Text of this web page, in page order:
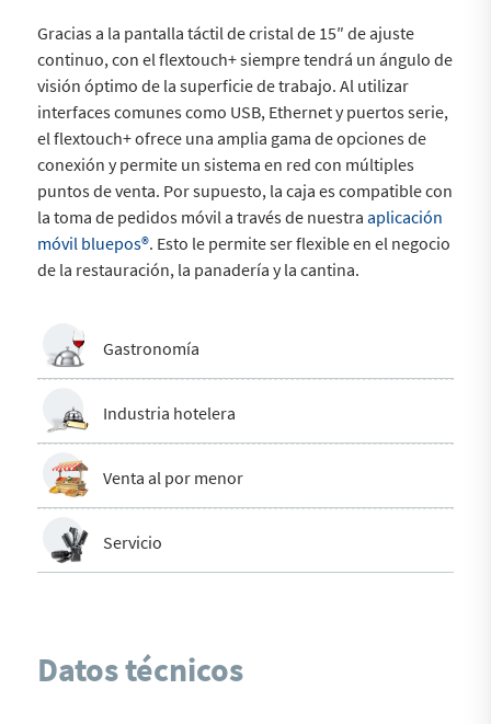
Gracias a la pantalla táctil de cristal de 15″ de ajuste
continuo, con el flextouch+ siempre tendrá un ángulo de
visión óptimo de la superficie de trabajo. Al utilizar
interfaces comunes como USB, Ethernet y puertos serie,
el flextouch+ ofrece una amplia gama de opciones de
conexión y permite un sistema en red con múltiples
puntos de venta. Por supuesto, la caja es compatible con
la toma de pedidos móvil a través de nuestra aplicación
móvil bluepos®. Esto le permite ser flexible en el negocio
de la restauración, la panadería y la cantina.
Gastronomía
Industria hotelera
Venta al por menor
Servicio
Datos técnicos